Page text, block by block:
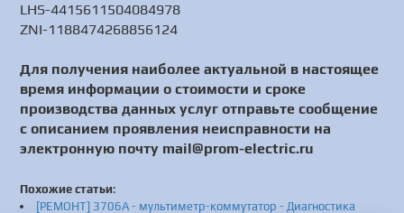
LHS-4415611504084978
ZNI-1188474268856124
Для получения наиболее актуальной в настоящее
время информации о стоимости и сроке
производства данных услуг отправьте сообщение
с описанием проявления неисправности на
электронную почту mail@prom-electric.ru
Похожие статьи:
[РЕМОНТ] 3706А - мультиметр-коммутатор - Диагностика